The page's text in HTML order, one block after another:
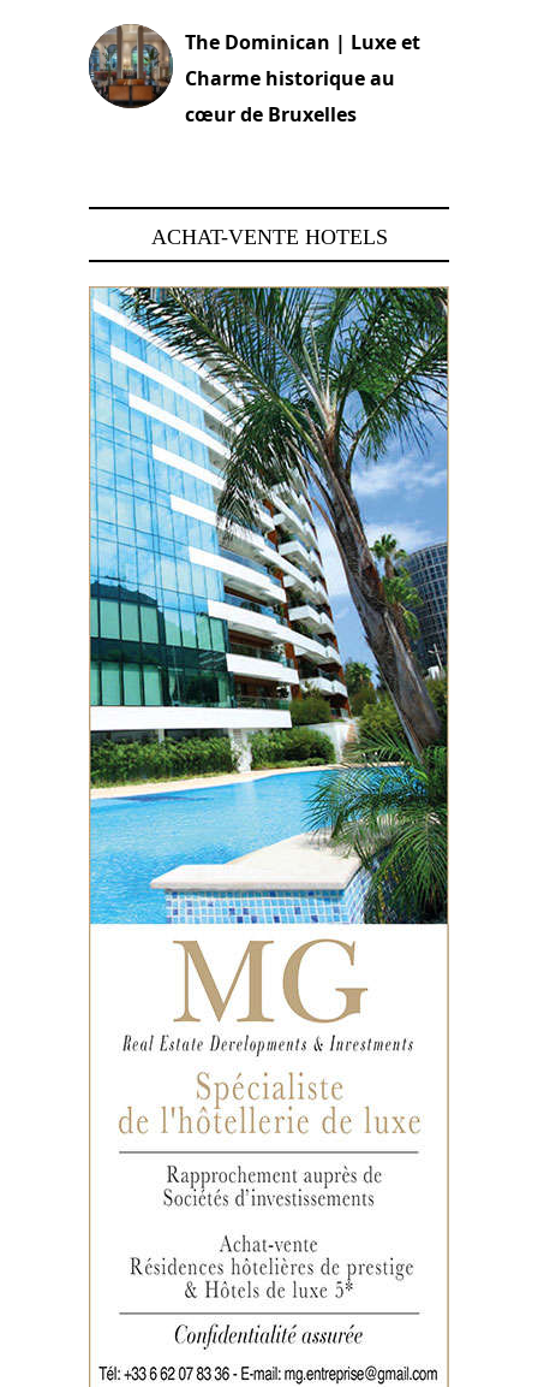
The Dominican | Luxe et
Charme historique au
cœur de Bruxelles
ACHAT-VENTE HOTELS